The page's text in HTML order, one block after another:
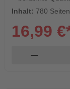
Inhalt: 780
16,99
remove